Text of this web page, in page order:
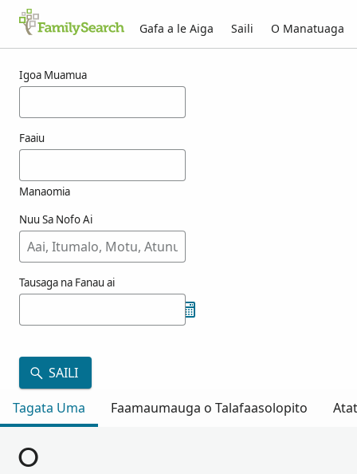
Gafa a le Aiga Saili O Manatuaga
Igoa Muamua
Faaiu
Manaomia
Nuu Sa Nofo Ai
Tausaga na Fanau ai
SAILI
Tagata Uma
Faamaumauga o Talafaasolopito
O